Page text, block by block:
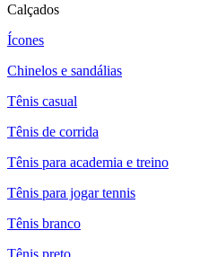
Calçados
Ícones
Chinelos e sandálias
Tênis casual
Tênis de corrida
Tênis para academia e treino
Tênis para jogar tennis
Tênis branco
Tênis preto